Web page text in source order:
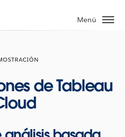
Menú
de Tableau